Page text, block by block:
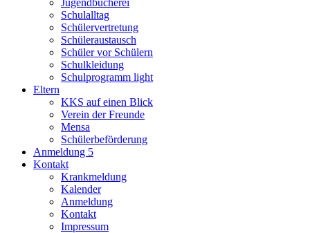
Jugendbücherei
Schulalltag
Schülervertretung
Schüleraustausch
Schüler vor Schülern
Schulkleidung
Schulprogramm light
Eltern
KKS auf einen Blick
Verein der Freunde
Mensa
Schülerbeförderung
Anmeldung 5
Kontakt
Krankmeldung
Kalender
Anmeldung
Kontakt
Impressum